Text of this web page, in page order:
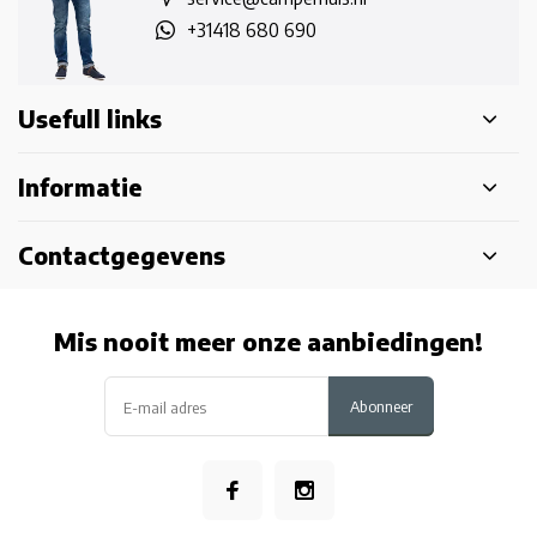
+31418 680 690
Usefull links
Informatie
Contactgegevens
Mis nooit meer onze aanbiedingen!
Abonneer